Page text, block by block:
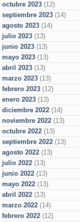
octubre 2023 (12)
septiembre 2023 (14)
agosto 2023 (14)
julio 2023 (13)
junio 2023 (13)
mayo 2023 (13)
abril 2023 (13)
marzo 2023 (13)
febrero 2023 (12)
enero 2023 (13)
diciembre 2022 (14)
noviembre 2022 (13)
octubre 2022 (13)
septiembre 2022 (13)
agosto 2022 (13)
julio 2022 (13)
junio 2022 (13)
mayo 2022 (13)
abril 2022 (13)
marzo 2022 (14)
febrero 2022 (12)